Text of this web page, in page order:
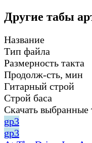
Другие табы
Название
Тип файла
Размерность такта
Продолж-сть, мин
Гитарный строй
Строй баса
Скачать выбранные
gp3
gp3